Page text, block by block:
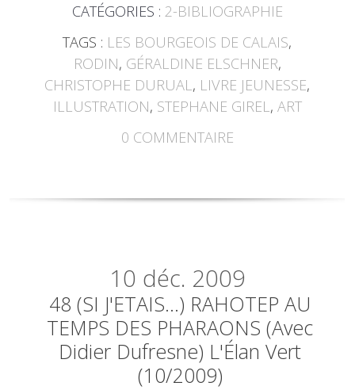
CATÉGORIES : 2-BIBLIOGRAPHIE
TAGS : LES BOURGEOIS DE CALAIS,
RODIN, GÉRALDINE ELSCHNER,
CHRISTOPHE DURUAL, LIVRE JEUNESSE,
ILLUSTRATION, STEPHANE GIREL, ART
0 COMMENTAIRE
10 déc. 2009
48 (SI J'ETAIS...) RAHOTEP AU
TEMPS DES PHARAONS (avec
Didier Dufresne) L'Élan Vert
(10/2009)